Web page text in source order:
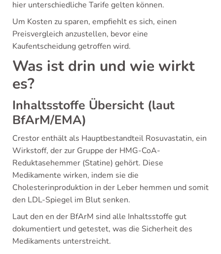
hier unterschiedliche Tarife gelten können.
Um Kosten zu sparen, empfiehlt es sich, einen
Preisvergleich anzustellen, bevor eine
Kaufentscheidung getroffen wird.
Was ist drin und wie wirkt
es?
Inhaltsstoffe Übersicht (laut
BfArM/EMA)
Crestor enthält als Hauptbestandteil Rosuvastatin, ein
Wirkstoff, der zur Gruppe der HMG-CoA-
Reduktasehemmer (Statine) gehört. Diese
Medikamente wirken, indem sie die
Cholesterinproduktion in der Leber hemmen und somit
den LDL-Spiegel im Blut senken.
Laut den en der BfArM sind alle Inhaltsstoffe gut
dokumentiert und getestet, was die Sicherheit des
Medikaments unterstreicht.